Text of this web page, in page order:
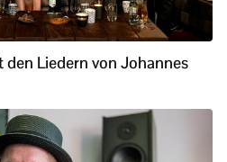
den Liedern von Johannes